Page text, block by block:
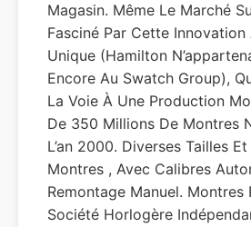
Magasin. Même Le Marché
Fasciné Par Cette Innovation
Unique (Hamilton
Encore Au Swatch Group),
La Voie À Une Production
De 350 Millions De Montres
L’an 2000. Diverses Tailles
Montres , Avec Calibres
Remontage Manuel. Montres
Société Horlogère